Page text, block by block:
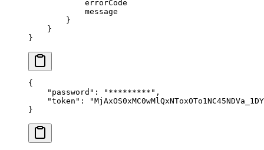
            errorCode
            message
        }
    }
}
{
    "password"
: "*********" ,
    "token"
:
}